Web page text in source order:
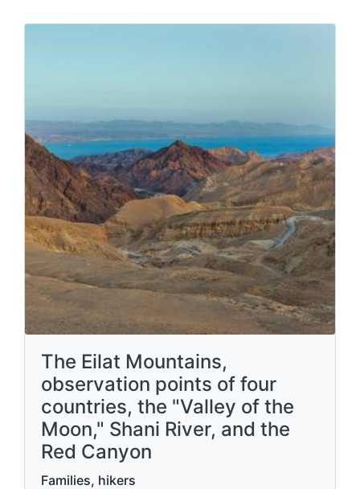
The Eilat Mountains,
observation points of four
countries, the "Valley of the
Moon," Shani River, and the
Red Canyon
Families, hikers